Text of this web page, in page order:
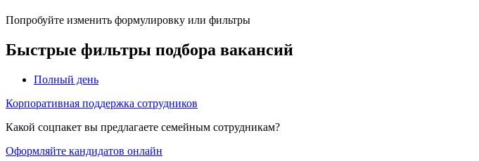
Попробуйте изменить формулировку или фильтры
Быстрые фильтры подбора вакансий
Полный день
Корпоративная поддержка сотрудников
Какой соцпакет вы предлагаете семейным сотрудникам?
Оформляйте кандидатов онлайн